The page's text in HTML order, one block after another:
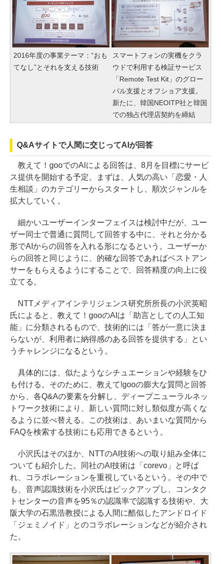
2016年度の事業テーマ：“おも
てなし”とそれを支える技術
スマートフォンの実機をクラ
ウドで利用する検証サービス
「Remote Test Kit」のグロー
バル支援とオフショア支援。
新たに、韓国NEOITP社と韓国
での独占代理店契約を締結
Q&Aサイトで人間に交じってAIが回答
教えて！gooでのAIによる回答は、8月を目標にサービ
ス提供を開始する予定。まずは、人気の高い「恋愛・人
生相談」のカテゴリーからスタートし、順次ジャンルを
拡大していく。
細かいユーザーインターフェイスは検討中だが、ユー
ザー同士で普通に質問して回答する中に、それと分かる
形でAIからの回答を入れる形になるという。ユーザーか
らの回答と同じように、的確な回答であればベストアン
サーをもらえるようにすることで、回答精度の向上に役
立てる。
NTTメディアインテリジェンス研究所所長の小沢英昭
氏によると、教えて！gooのAIは「助言としての人工知
能」に分類されるもので、技術的には「答が一意に決ま
らないが、利用者に納得感のある回答を提供する」とい
うチャレンジになるという。
具体的には、似たようなシチュエーションや経験をひ
も付ける。そのために、教えて!gooの膨大な質問と回答
から、各Q&Aの要素を分解し、ディープニューラルネッ
トワーク技術により、新しい質問に対し類似度が高くな
るように並べ替える。この技術は、あいまいな質問から
FAQを検索する技術にも応用できるという。
小沢氏はそのほか、NTTのAI技術への取り組み全体に
ついても紹介した。同社のAI技術は「corevo」と呼ば
れ、コラボレーションを重視しているという。その中で
も、音声認識技術を小沢氏はピックアップし、コンタク
トセンターの音声を95％の認識率で認識する技術や、大
阪大学の石黒浩教授による人間に酷似したアンドロイド
「ジェミノイド」とのコラボレーションなどが紹介され
た。